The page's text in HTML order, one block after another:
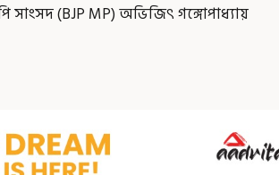
সাংসদ (BJP MP) অভিজিৎ গঙ্গোপাধ্যায়